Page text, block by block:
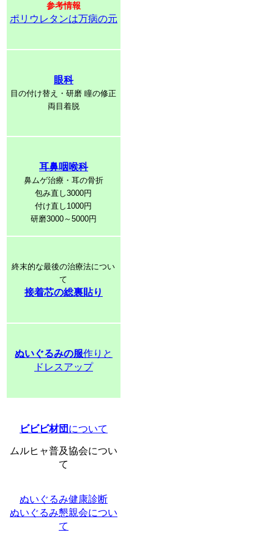
参考情報
ポリウレタンは万病の元
眼科
目の付け替え・研磨 瞳の修正
両目着脱
耳鼻咽喉科
鼻ムゲ治療・耳の骨折
包み直し3000円
付け直し1000円
研磨3000～5000円
終末的な最後の治療法につい
て
接着芯の総裏貼り
ぬいぐるみの服作りと
ドレスアップ
ビビビ材団 について
ムルヒャ普及協会につい
て
ぬいぐるみ健康診断
ぬいぐるみ懇親会につい
て